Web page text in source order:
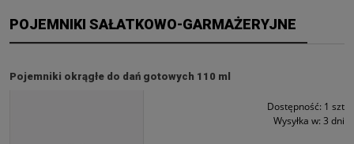
POJEMNIKI SAŁATKOWO-GARMAŻERYJNE
Pojemniki okrągłe do dań gotowych 110 ml
Dostępność: 1 szt
Wysyłka w: 3 dni